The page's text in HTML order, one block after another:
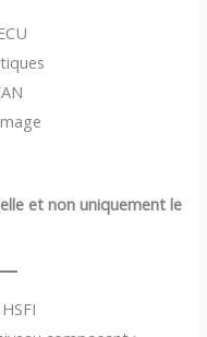
et non uniquement le